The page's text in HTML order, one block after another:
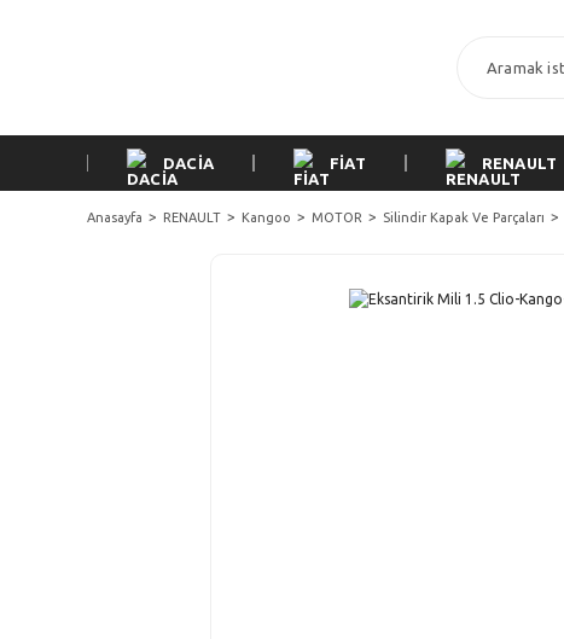
DACİA FİAT RENAULT
Anasayfa RENAULT Kangoo MOTOR Silindir Kapak Ve Parçaları